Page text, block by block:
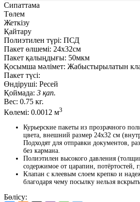
Сипаттама
Төлем
Жеткізу
Қайтару
Полиэтилен түрі: ПСД
Пакет өлшемі: 24х32см
Пакет қалыңдығы: 50мкм
Қосымша мәлімет: Жабыстырылатын
Пакет түсі:
Өндіруші: Ресей
Қоймада: 3 қап.
Вес: 0.75 кг.
Көлемі: 0.0012 м3
Курьерские пакеты из прозрачного
цвета, внешний размер 24x32 см
Подходят для отправки документов,
без кармана.
Полиэтилен высокого давления
содержимое от царапин, потёртостей,
Клапан с клеевым слоем крепко и
благодаря чему посылку нельзя
Бөлісу: